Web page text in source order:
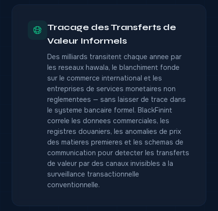
Tracage des Transferts de
Valeur Informels
Des milliards transitent chaque annee par
les reseaux hawala, le blanchiment fonde
sur le commerce international et les
entreprises de services monetaires non
reglementees — sans laisser de trace dans
le systeme bancaire formel. BlackFinint
correle les donnees commerciales, les
registres douaniers, les anomalies de prix
des matieres premieres et les schemas de
communication pour detecter les transferts
de valeur par des canaux invisibles a la
surveillance transactionnelle
conventionnelle.